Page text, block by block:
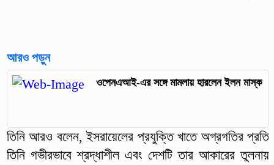
আরও পড়ুন
ওপেনএআই-এর সঙ্গে মামলায় হারলেন ইলন মাস্ক
তিনি আরও বলেন, ইসরায়েলের প্রযুক্তি খাতে অগ্রগতির প্রতি
তিনি গভীরভাবে শ্রদ্ধাশীল এবং দেশটি তার আকারের তুলনায়